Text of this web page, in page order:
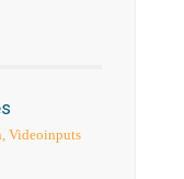
, Videoinputs